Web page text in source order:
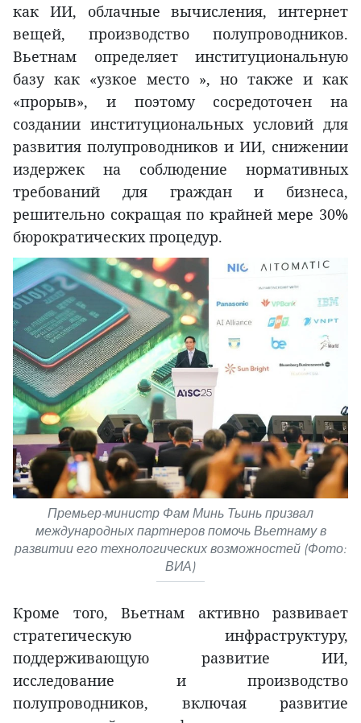
как ИИ, облачные вычисления, интернет
вещей, производство полупроводников.
Вьетнам определяет институциональную
базу как «узкое место », но также и как
«прорыв», и поэтому сосредоточен на
создании институциональных условий для
развития полупроводников и ИИ, снижении
издержек на соблюдение нормативных
требований для граждан и бизнеса,
решительно сокращая по крайней мере 30%
бюрократических процедур.
Премьер-министр Фам Минь Тьинь призвал
международных партнеров помочь Вьетнаму в
развитии его технологических возможностей (Фото:
ВИА)
Кроме того, Вьетнам активно развивает
стратегическую инфраструктуру,
поддерживающую развитие ИИ,
исследование и производство
полупроводников, включая развитие